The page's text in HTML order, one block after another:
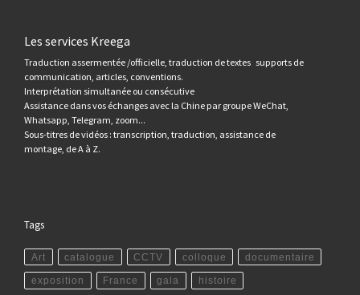
Les services Kreega
Traduction assermentée /officielle, traduction de textes supports de
communication, articles, conventions.
Interprétation simultanée ou consécutive
Assistance dans vos échanges avec la Chine par groupe WeChat,
Whatsapp, Telegram, zoom...
Sous-titres de vidéos : transcription, traduction, assistance de
montage, de A à Z.
Tags
Art catalogue CCTV colloque documentaire
exposition France gala histoire